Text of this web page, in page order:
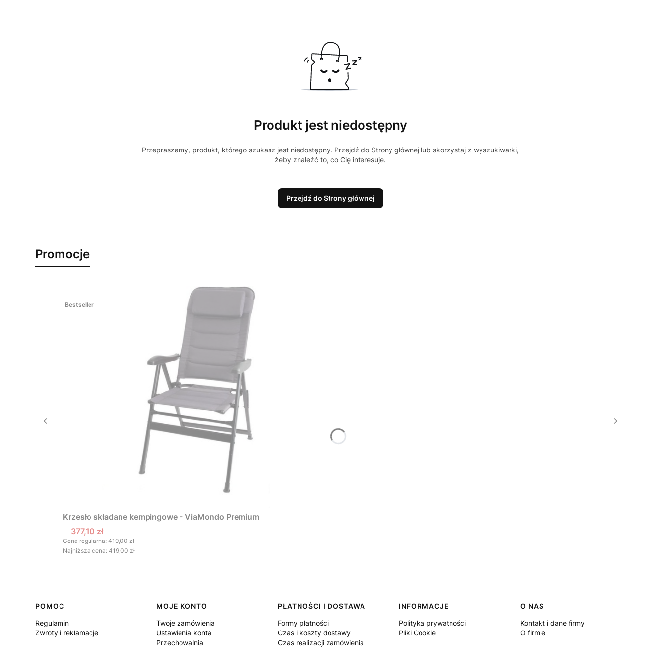
Produkt jest niedostępny
Przepraszamy, produkt, którego szukasz jest niedostępny. Przejdź do Strony głównej lub skorzystaj z wyszukiwarki,
żeby znaleźć to, co Cię interesuje.
Przejdź do Strony głównej
Promocje
Bestseller
Krzesło składane kempingowe - ViaMondo Premium
Cena promocyjna
377,10 zł
Cena regularna: 419,00 zł
Najniższa cena: 419,00 zł
Linki w stopce
POMOC
Regulamin
Zwroty i reklamacje
MOJE KONTO
Twoje zamówienia
Ustawienia konta
Przechowalnia
PŁATNOŚCI I DOSTAWA
Formy płatności
Czas i koszty dostawy
Czas realizacji zamówienia
INFORMACJE
Polityka prywatności
Pliki Cookie
O NAS
Kontakt i dane firmy
O firmie